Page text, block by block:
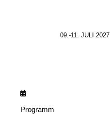
09.-11. JULI 2027
Programm